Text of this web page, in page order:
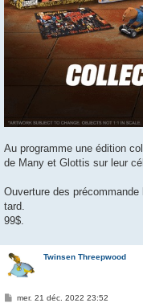
Au programme une édition
de Many et Glottis sur leur
Ouverture des
tard.
99$.
Twinsen Threepwood
Mmer. 21 déc. 2022 23:52